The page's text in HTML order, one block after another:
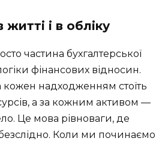
і в обліку
частина бухгалтерської
фінансових відносин.
кожен надходженням стоїть
а за кожним активом —
Це мова рівноваги, де
Коли ми починаємо